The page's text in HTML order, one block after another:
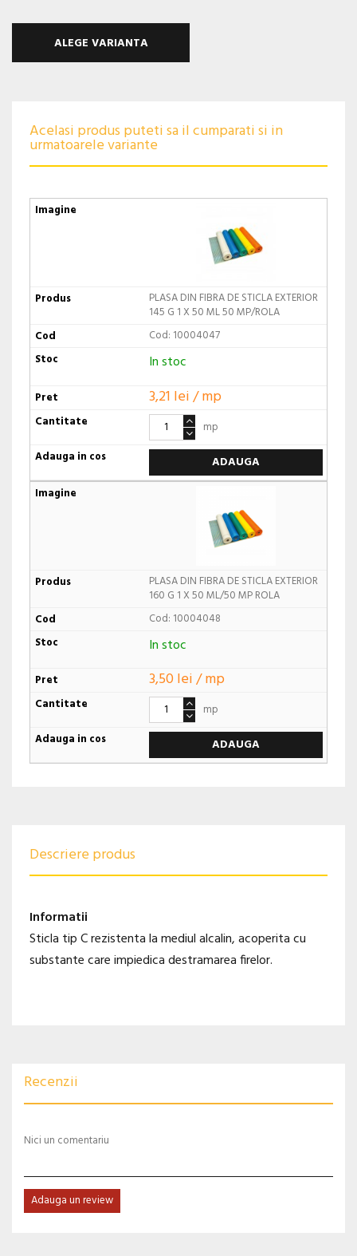
ALEGE VARIANTA
Acelasi produs puteti sa il cumparati si in
urmatoarele variante
PLASA DIN FIBRA DE STICLA EXTERIOR
145 G 1 X 50 ML 50 MP/ROLA
Cod: 10004047
In stoc
3,21 lei / mp
mp
ADAUGA
PLASA DIN FIBRA DE STICLA EXTERIOR
160 G 1 X 50 ML/50 MP ROLA
Cod: 10004048
In stoc
3,50 lei / mp
mp
ADAUGA
Descriere produs
Informatii
Sticla tip C rezistenta la mediul alcalin, acoperita cu
substante care impiedica destramarea firelor.
Recenzii
Nici un comentariu
Adauga un review